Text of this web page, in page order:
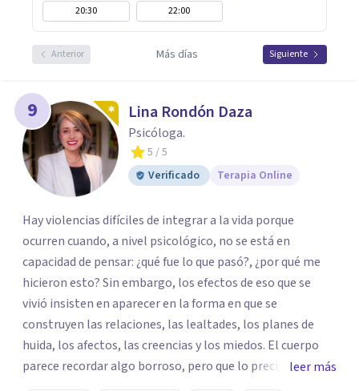
20:30
22:00
Anterior Más días Siguiente
9 Lina Rondón Daza
Psicóloga.
5 / 5
Verificado
Terapia Online
Hay violencias difíciles de integrar a la vida porque
ocurren cuando, a nivel psicológico, no se está en
capacidad de pensar: ¿qué fue lo que pasó?, ¿por qué me
hicieron esto? Sin embargo, los efectos de eso que se
vivió insisten en aparecer en la forma en que se
construyen las relaciones, las lealtades, los planes de
huida, los afectos, las creencias y los miedos. El cuerpo
parece recordar algo borroso, pero que lo precipita a
reaccionar cuando siente una amenaza. Algunas personas
leer más